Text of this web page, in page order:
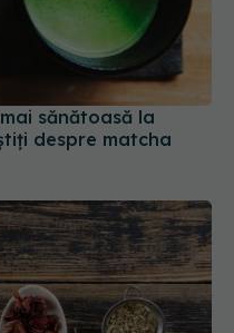
sănătoasă la
despre matcha